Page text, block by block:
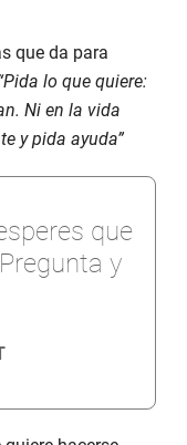
que da para
lo que quiere:
Ni en la vida
y pida ayuda”
que
y